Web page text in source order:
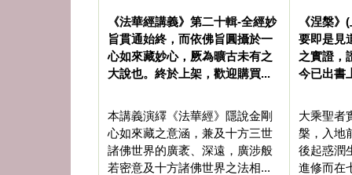
《法華經講義》第二十輯-全經妙
旨貫通始終，而依佛旨圓攝於一
心如來藏妙心，厥為曠古未有之
大說也。終於上架，歡迎購買...
《涅槃
要即是見
之實證，
今已出書
本講義演繹《法華經》隱說金剛
心如來藏之意涵，兼及十方三世
諸佛世界的廣袤、深遠，廣涉般
若密意及十方諸佛世界之法相...
大乘聖者
槃，入地
後起惑潤
進修而在